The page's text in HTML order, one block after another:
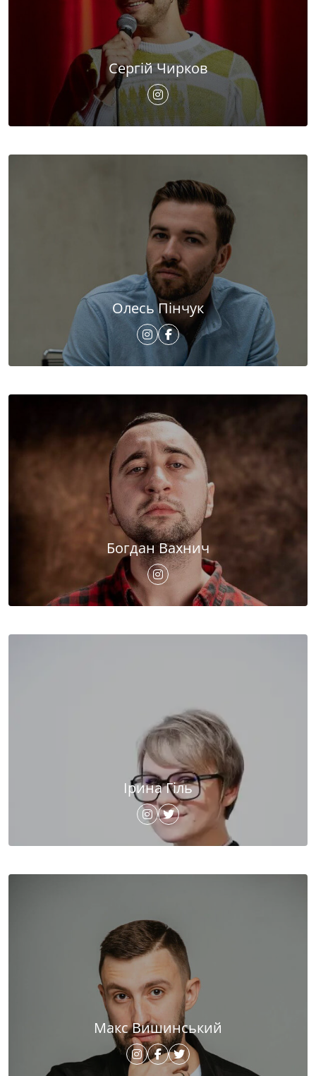
Сергій Чирков
Олесь Пінчук
Богдан Вахнич
Ірина Гіль
Макс Вишинський